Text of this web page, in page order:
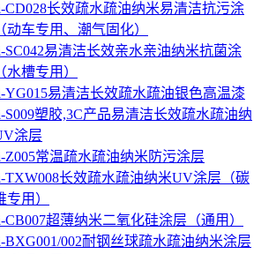
CD028长效疏水疏油纳米易清洁抗污涂
动车专用、潮气固化）
SC042易清洁长效亲水亲油纳米抗菌涂
水槽专用）
YG015易清洁长效疏水疏油银色高温漆
S009塑胶,3C产品易清洁长效疏水疏油纳
涂层
Z005常温疏水疏油纳米防污涂层
TXW008长效疏水疏油纳米UV涂层（碳
专用）
CB007超薄纳米二氧化硅涂层（通用）
BXG001/002耐钢丝球疏水疏油纳米涂层